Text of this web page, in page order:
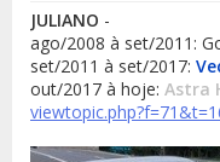
JULIANO -
ago/2008 à set/2011:
set/2011 à set/2017:
out/2017 à hoje: Astra